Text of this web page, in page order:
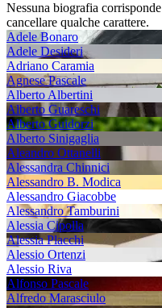
Nessuna biografia
cancellare qualche carattere.
Adele Bonaro
Adele Desideri
Adriano Caramia
Agnese Pascale
Alberto Albertini
Alberto Guareschi
Alberto Guidorzi
Alberto Sinigaglia
Aleandro Ottanelli
Alessandra Chinnici
Alessandro B. Modica
Alessandro Giacobbe
Alessandro Tamburini
Alessia Cipolla
Alessia Placchi
Alessio Ortenzi
Alessio Riva
Alfonso Pascale
Alfredo Marasciulo